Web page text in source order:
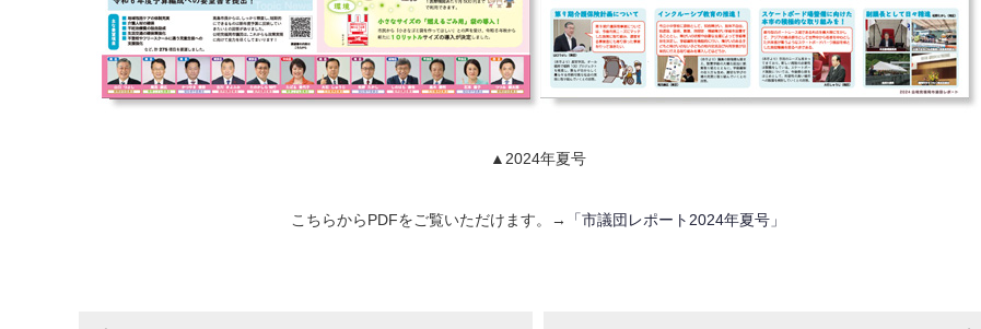
▲2024年夏号
こちらからPDFをご覧いただけます。→ 「市議団レポート2024年夏号」